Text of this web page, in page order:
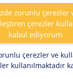
zorunlu çerezler
çerezler
kabul ediyorum
çerezler ve
kullanılmaktadır